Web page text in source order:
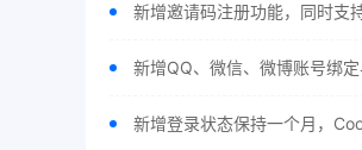
新增邀请码注册功能，同时支
新增QQ、微信、微博账号绑
新增登录状态保持一个月，